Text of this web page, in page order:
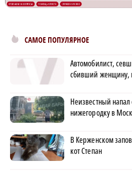
САМОЕ ПОПУЛЯРНОЕ
Автомобилист,
сбивший женщину,
Неизвестный напал
нижегородку в
В Керженском
кот Степан